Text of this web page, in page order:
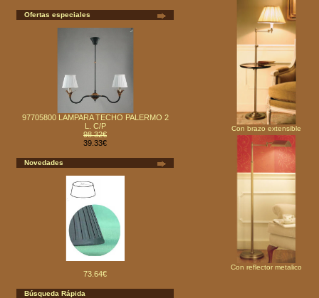
Ofertas especiales
97705800 LAMPARA TECHO PALERMO 2
L. C/P
98.32€
39.33€
Novedades
73.64€
Búsqueda Rápida
Con brazo extensible
Con reflector metalico